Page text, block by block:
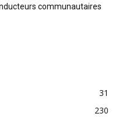
communautaires
31
230